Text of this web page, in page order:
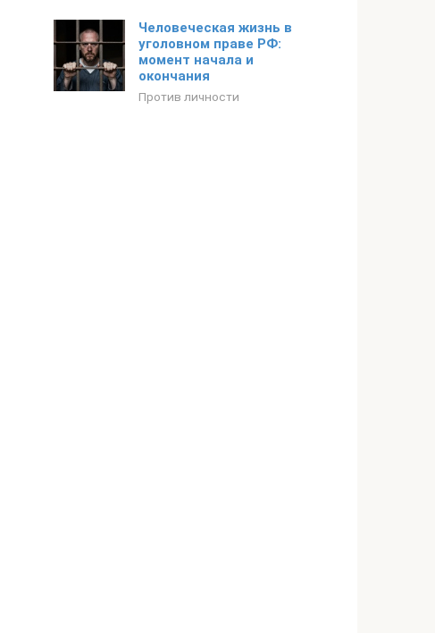
Человеческая жизнь в
уголовном праве РФ:
момент начала и
окончания
Против личности